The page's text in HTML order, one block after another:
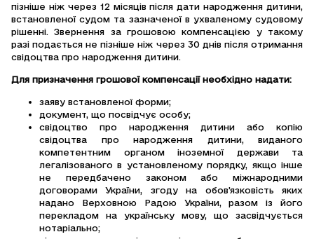
пізніше ніж через 12 місяців після дати народження дитини,
встановленої судом та зазначеної в ухваленому судовому
рішенні. Звернення за грошовою компенсацією у такому
разі подається не пізніше ніж через 30 днів після отримання
свідоцтва про народження дитини.
Для призначення грошової компенсації необхідно надати:
заяву встановленої форми;
документ, що посвідчує особу;
свідоцтво про народження дитини або копію
свідоцтва про народження дитини, виданого
компетентним органом іноземної держави та
легалізованого в установленому порядку, якщо інше
не передбачено законом або міжнародними
договорами України, згоду на обов’язковість яких
надано Верховною Радою України, разом із його
перекладом на українську мову, що засвідчується
нотаріально;